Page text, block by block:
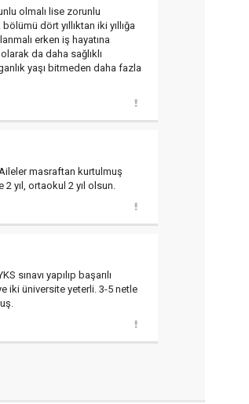
olmalı lise zorunlu
dört yıllıktan iki yıllığa
erken iş hayatına
da daha sağlıklı
yaşı bitmeden daha fazla
masraftan kurtulmuş
yıl, ortaokul 2 yıl olsun.
sınavı yapılıp başarılı
iki üniversite yeterli. 3-5 netle